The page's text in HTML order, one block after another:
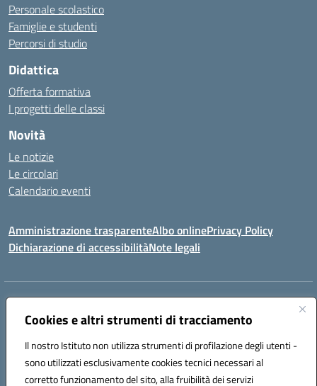
Cookies e altri strumenti di tracciamento
Il nostro Istituto non utilizza strumenti di profilazione degli utenti -
sono utilizzati esclusivamente cookies tecnici necessari al
corretto funzionamento del sito, alla fruibilità dei servizi
Personale scolastico
Famiglie e studenti
Percorsi di studio
Didattica
Offerta formativa
I progetti delle classi
Novità
Le notizie
Le circolari
Calendario eventi
Amministrazione trasparenteAlbo onlinePrivacy Policy
Dichiarazione di accessibilitàNote legali
Indirizzo:
Centralino:0923993485 Email:tpic84500v@istruzione.it
Codice fiscale: 91039050819
Codice meccanografico:
tpic84500v